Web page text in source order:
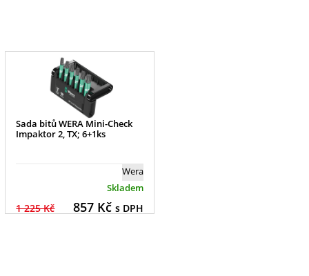
Sada bitů WERA Mini-Check
Impaktor 2, TX; 6+1ks
Wera
Skladem
1 225 Kč 857Kč s DPH